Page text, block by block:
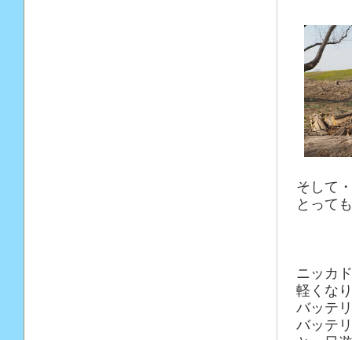
そして
とって
ニッカ
軽くな
バッテ
バッテ